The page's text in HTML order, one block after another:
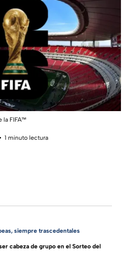
la FIFA™
1 minuto lectura
siempre trascedentales
cabeza de grupo en el Sorteo del